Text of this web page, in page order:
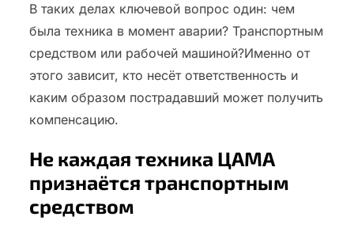
В таких делах ключевой вопрос один: чем
была техника в момент аварии? Транспортным
средством или рабочей машиной?Именно от
этого зависит, кто несёт ответственность и
каким образом пострадавший может получить
компенсацию.
Не каждая техника ЦАМА
признаётся транспортным
средством